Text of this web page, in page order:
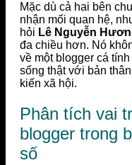
Mặc dù cả hai bên
nhận mối quan hệ,
hỏi Lê Nguyễn
đa chiều hơn. Nó
về một blogger cá
sống thật với bản
kiến xã hội.
Phân tích vai
blogger trong
số